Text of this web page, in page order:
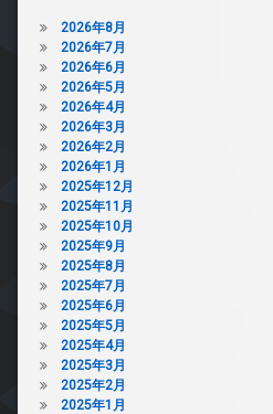
2026年8月
2026年7月
2026年6月
2026年5月
2026年4月
2026年3月
2026年2月
2026年1月
2025年12月
2025年11月
2025年10月
2025年9月
2025年8月
2025年7月
2025年6月
2025年5月
2025年4月
2025年3月
2025年2月
2025年1月